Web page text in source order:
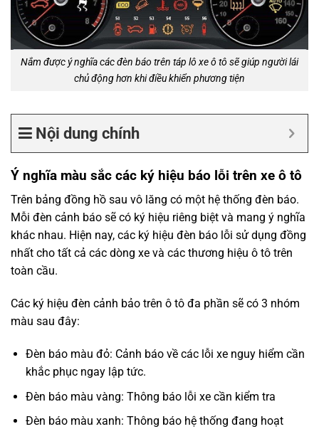
Nắm được ý nghĩa các đèn báo trên táp lô xe ô tô sẽ giúp người lái
chủ động hơn khi điều khiển phương tiện
Nội dung chính
Ý nghĩa màu sắc các ký hiệu báo lỗi trên xe ô tô
Trên bảng đồng hồ sau vô lăng có một hệ thống đèn báo.
Mỗi đèn cảnh báo sẽ có ký hiệu riêng biệt và mang ý nghĩa
khác nhau. Hiện nay, các ký hiệu đèn báo lỗi sử dụng đồng
nhất cho tất cả các dòng xe và các thương hiệu ô tô trên
toàn cầu.
Các ký hiệu đèn cảnh bảo trên ô tô đa phần sẽ có 3 nhóm
màu sau đây:
Đèn báo màu đỏ: Cảnh báo về các lỗi xe nguy hiểm cần
khắc phục ngay lập tức.
Đèn báo màu vàng: Thông báo lỗi xe cần kiểm tra
Đèn báo màu xanh: Thông báo hệ thống đang hoạt